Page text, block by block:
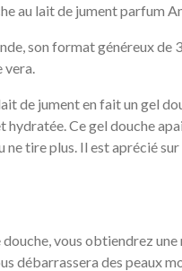
au lait de jument parfum
son format généreux de
de jument en fait un gel
hydratée. Ce gel douche
ne tire plus. Il est aprécié
vous obtiendrez
débarrassera des peaux